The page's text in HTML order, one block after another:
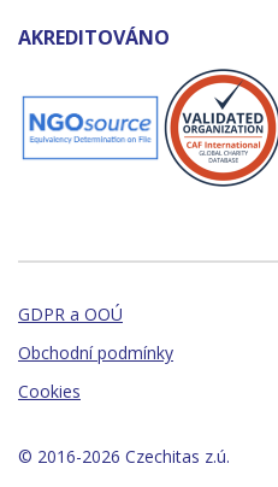
AKREDITOVÁNO
© 2016-2026 Czechitas z.ú.
GDPR a OOÚ
Obchodní podmínky
Cookies